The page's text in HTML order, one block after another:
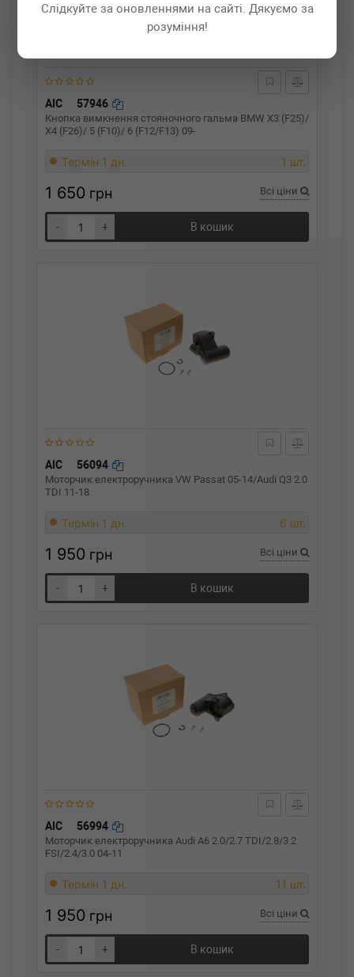
Слідкуйте за оновленнями на сайті. Дякуємо за
розуміння!
AIC 57946
Кнопка вимкнення стояночного гальма BMW X3 (F25)/
X4 (F26)/ 5 (F10)/ 6 (F12/F13) 09-
Термін 1 дн. 1 шт.
1 650 грн Всі ціни
- + В кошик
AIC 56094
Моторчик електроручника VW Passat 05-14/Audi Q3 2.0
TDI 11-18
Термін 1 дн. 6 шт.
1 950 грн Всі ціни
- + В кошик
AIC 56994
Моторчик електроручника Audi A6 2.0/2.7 TDI/2.8/3.2
FSI/2.4/3.0 04-11
Термін 1 дн. 11 шт.
1 950 грн Всі ціни
- + В кошик